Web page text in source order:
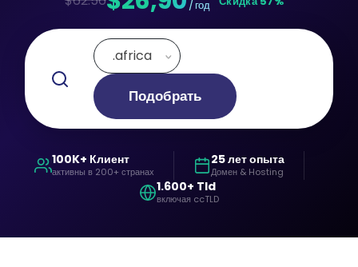
/ год
.africa
Подобрать
100K+ Клиент
активны в 200+ странах
25 лет опыта
Домен & Hosting
1.600+ Tld
включая ccTLD